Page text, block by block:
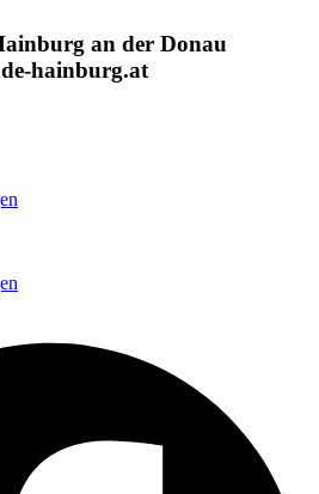
an der Donau
hainburg.at